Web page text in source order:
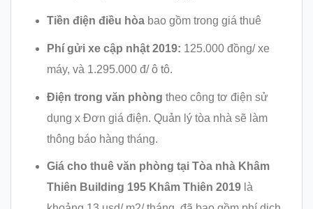
Tiền điện điều hòa bao gồm trong giá thuê
Phí gửi xe cập nhật 2019: 125.000 đồng/ xe
máy, và 1.295.000 đ/ ô tô.
Điện trong văn phòng theo công tơ điện sử
dụng x Đơn giá điện. Quản lý tòa nhà sẽ làm
thông báo hàng tháng.
Giá cho thuê văn phòng tại Tòa nhà Khâm
Thiên Building 195 Khâm Thiên 2019 là